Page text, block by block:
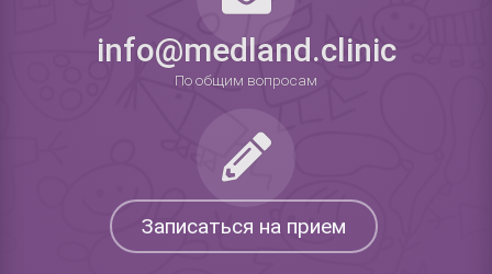
info@medland.clinic
По общим вопросам
Записаться на прием